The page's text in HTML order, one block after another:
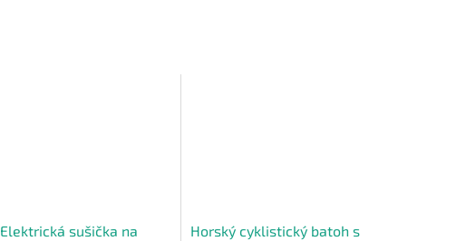
Elektrická sušička na
Horský cyklistický batoh s